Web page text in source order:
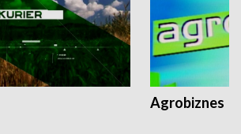
Agrobiznes